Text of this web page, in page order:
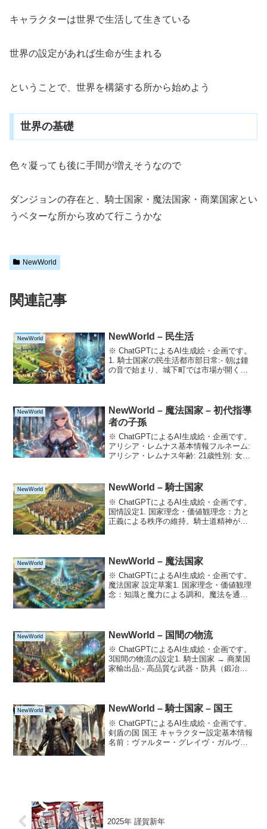
キャラクターは世界で生活して生きている
世界の設定があれば生命が生まれる
ということで、世界を構築する所から始めよう
世界の基礎
色々凝っても後に手間が増えそうなので
ダンジョンの存在と、騎士国家・魔法国家・商業国家とい
うベターな所から攻めて行こうかな
NewWorld
関連記事
NewWorld NewWorld – 民生活
※ ChatGPTによるAI生成絵・企画です。
1. 騎士国家の民生活都市部日常:- 朝は鐘
の音で始まり、城下町では市場が開く。-
NewWorld
NewWorld – 魔法国家 – 初代指導
者の子孫
※ ChatGPTによるAI生成絵・企画です。
アリシア・レムナス基本情報フルネーム:
アリシア・レムナス年齢: 21歳性別: 女性
界守護団外見髪: 銀色で光沢の...
NewWorld NewWorld – 騎士国家
※ ChatGPTによるAI生成絵・企画です。
国情設定1. 国家理念・価値観理念：力と
正義による秩序の維持。騎士道精神が根
民の模範と...
NewWorld NewWorld – 魔法国家
※ ChatGPTによるAI生成絵・企画です。
魔法国家 設定草案1. 国家理念・価値観理
念：知識と魔力による調和。魔法を通じ
る社会。2...
NewWorld NewWorld – 国間の物流
※ ChatGPTによるAI生成絵・企画です。
3国間の物流の設定1. 騎士国家 → 商業国
家輸出品:- 高品質な武器・防具（鍛冶の
NewWorld NewWorld – 騎士国家 – 国王
※ ChatGPTによるAI生成絵・企画です。
剣盾の国 国王 キャラクター設定基本情報
名前：ヴァルター・グレイヴ・ガルヴァ
2025年 謹賀新年